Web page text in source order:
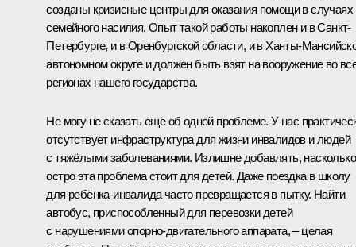
созданы кризисные центры для оказания помощи в случаях
семейного насилия. Опыт такой работы накоплен и в Санкт-
Петербурге, и в Оренбургской области, и в Ханты-
автономном округе и должен быть взят на вооружение во
регионах нашего государства.
Не могу не сказать ещё об одной проблеме. У нас
отсутствует инфраструктура для жизни инвалидов и людей
с тяжёлыми заболеваниями. Излишне добавлять, насколько
остро эта проблема стоит для детей. Даже поездка в школу
для ребёнка-инвалида часто превращается в пытку. Найти
автобус, приспособленный для перевозки детей
с нарушениями опорно-двигательного аппарата, – целая